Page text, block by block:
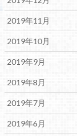
2019年11月
2019年10月
2019年9月
2019年8月
2019年7月
2019年6月